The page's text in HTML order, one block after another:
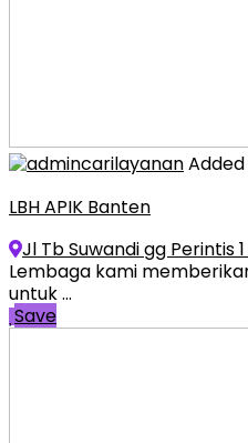
Added
LBH APIK Banten
Jl Tb Suwandi gg Perintis 1
Lembaga kami
untuk ...
Save